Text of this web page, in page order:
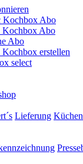
Kochbox Abo
Kochbox Abo
Abo
Kochbox erstellen
select
Lieferung